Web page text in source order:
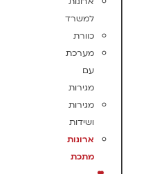
למשרד
כוורת
מערכת
עם
מגירות
מגירות
ושידות
ארונות
מתכת